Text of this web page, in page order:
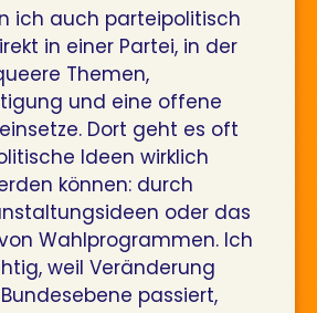
ich auch parteipolitisch
in einer Partei, in der
Themen,
und eine offene
Dort geht es oft
Ideen wirklich
können: durch
oder das
Wahlprogrammen. Ich
weil Veränderung
passiert,